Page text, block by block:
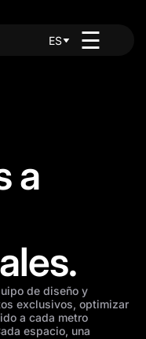
ES ☰
a
de diseño y
exclusivos, optimizar
a cada metro
espacio, una